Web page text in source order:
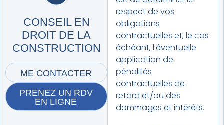
CONSEIL EN
DROIT DE LA
CONSTRUCTION
ME CONTACTER
PRENEZ UN RDV
EN LIGNE
respect de vos
obligations
contractuelles et, le cas
échéant, l’éventuelle
application de
pénalités
contractuelles de
retard et/ou des
dommages et intérêts.